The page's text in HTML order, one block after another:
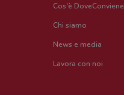
Cos'è DoveConviene
Chi siamo
News e media
Lavora con noi